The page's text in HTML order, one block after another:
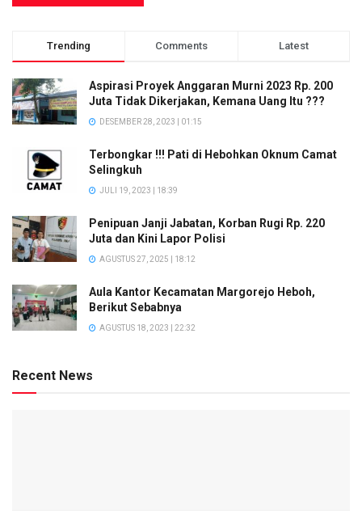
Trending Comments Latest
Aspirasi Proyek Anggaran Murni 2023 Rp. 200
Juta Tidak Dikerjakan, Kemana Uang Itu ???
DESEMBER 28, 2023 | 01:15
Terbongkar !!! Pati di Hebohkan Oknum Camat
Selingkuh
JULI 19, 2023 | 18:39
Penipuan Janji Jabatan, Korban Rugi Rp. 220
Juta dan Kini Lapor Polisi
AGUSTUS 27, 2025 | 18:12
Aula Kantor Kecamatan Margorejo Heboh,
Berikut Sebabnya
AGUSTUS 18, 2023 | 22:32
Recent News